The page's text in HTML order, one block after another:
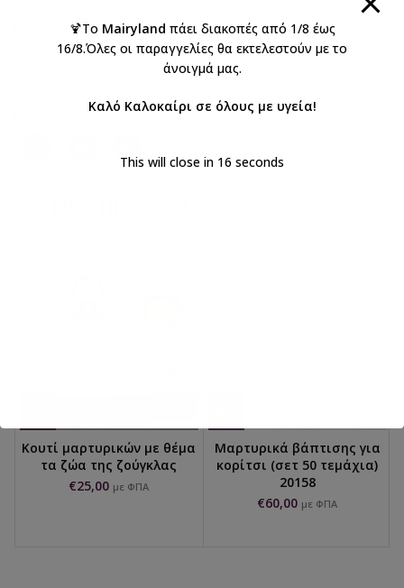
Κατηγορίες:Kymi 2023, Βάπτιση αγόρι, Βαπτιστικά,
Μαρτυρικά, Μαρτυρικά βάπτισης για Αγόρια
Μαρτυρικά αγόρια
Κοινοποιήστε:
Κουτί μαρτυρικών με θέμα
τα ζώα της ζούγκλας
€25,00 με ΦΠΑ
Μαρτυρικά βάπτισης για
κορίτσι (σετ 50 τεμάχια)
20158
€60,00 με ΦΠΑ
🍹Το Mairyland πάει διακοπές από 1/8 έως
16/8.Όλες οι παραγγελίες θα εκτελεστούν με το
άνοιγμά μας.
Καλό Καλοκαίρι σε όλους με υγεία!
This will close in 16 seconds